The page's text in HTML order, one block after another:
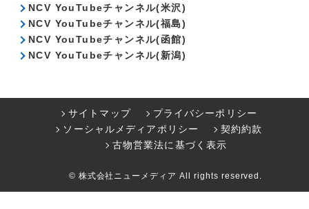
NCV YouTubeチャンネル(米沢)
NCV YouTubeチャンネル(福島)
NCV YouTubeチャンネル(函館)
NCV YouTubeチャンネル(新潟)
サイトマップ
プライバシーポリシー
ソーシャルメディアポリシー
契約約款
古物営業法に基づく表示
© 株式会社ニューメディア All rights reserved.